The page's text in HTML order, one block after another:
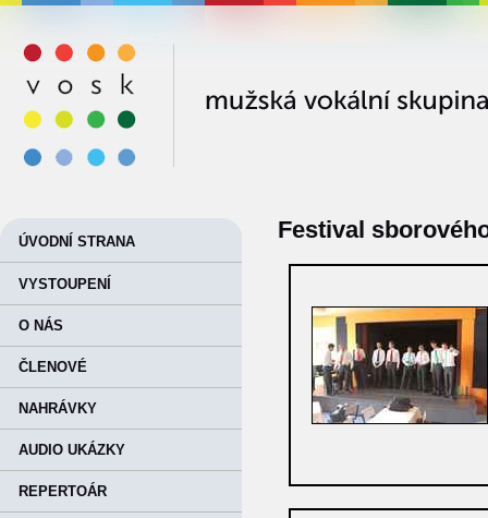
VOSK
ÚVODNÍ STRANA
VYSTOUPENÍ
O NÁS
ČLENOVÉ
NAHRÁVKY
AUDIO UKÁZKY
REPERTOÁR
Festival